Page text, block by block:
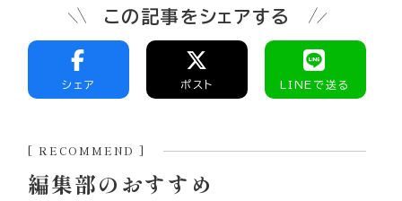
この記事をシェアする
シェア ポスト LINEで送る
[ RECOMMEND ]
編集部のおすすめ